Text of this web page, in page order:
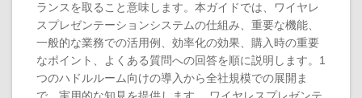
ランスを取ること意味します。本ガイドでは、ワイヤレ
スプレゼンテーションシステムの仕組み、重要な機能、
一般的な業務での活用例、効率化の効果、購入時の重要
なポイント、よくある質問への回答を順に説明します。1
つのハドルルーム向けの導入から全社規模での展開ま